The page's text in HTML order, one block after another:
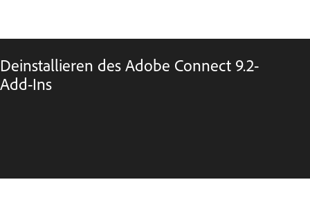
Deinstallieren des Adobe Connect 9.2-
Add-Ins